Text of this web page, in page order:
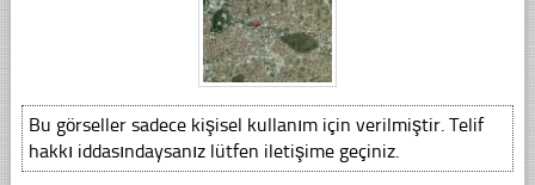
Bu görseller sadece kişisel kullanım için verilmiştir. Telif
hakkı iddasındaysanız lütfen iletişime geçiniz.